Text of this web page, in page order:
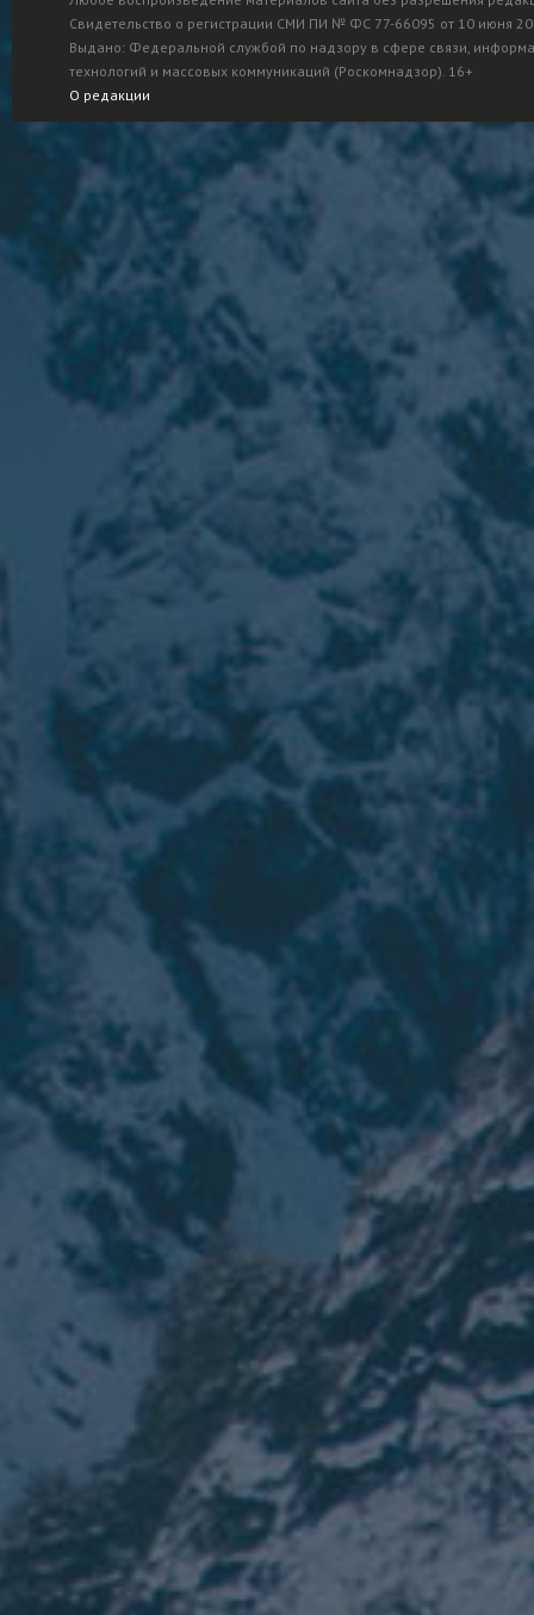
Свидетельство о регистрации СМИ ПИ № ФС 77-66095 от 10 июня
Выдано: Федеральной службой по надзору в сфере связи,
технологий и массовых коммуникаций (Роскомнадзор). 16+
О редакции